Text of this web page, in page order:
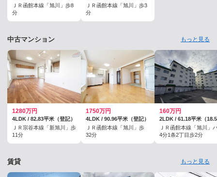
ＪＲ函館本線「旭川」歩8
分
ＪＲ函館本線「旭川」歩3
分
中古マンション もっと見る
1280万円
4LDK / 82.83平米（登記）
ＪＲ宗谷本線「新旭川」歩
11分
1750万円
4LDK / 90.96平米（登記）
ＪＲ函館本線「旭川」歩
32分
160万円
ＪＲ函館本線「旭川」
4分1条2丁目歩2分
賃貸 もっと見る